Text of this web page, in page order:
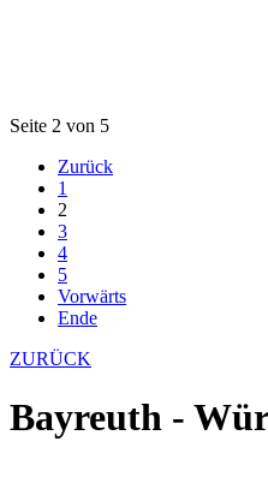
Seite 2 von 5
Zurück
1
2
3
4
5
Vorwärts
Ende
ZURÜCK
Bayreuth -